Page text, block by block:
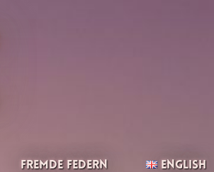
Fremde Federn English